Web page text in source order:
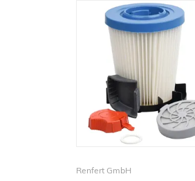
Renfert GmbH